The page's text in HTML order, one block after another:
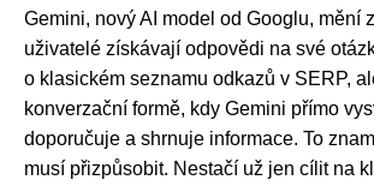
Gemini, nový AI model od Googlu, mění
uživatelé získávají odpovědi na své
o klasickém seznamu odkazů v SERP,
konverzační formě, kdy Gemini přímo
doporučuje a shrnuje informace. To
musí přizpůsobit. Nestačí už jen cílit na